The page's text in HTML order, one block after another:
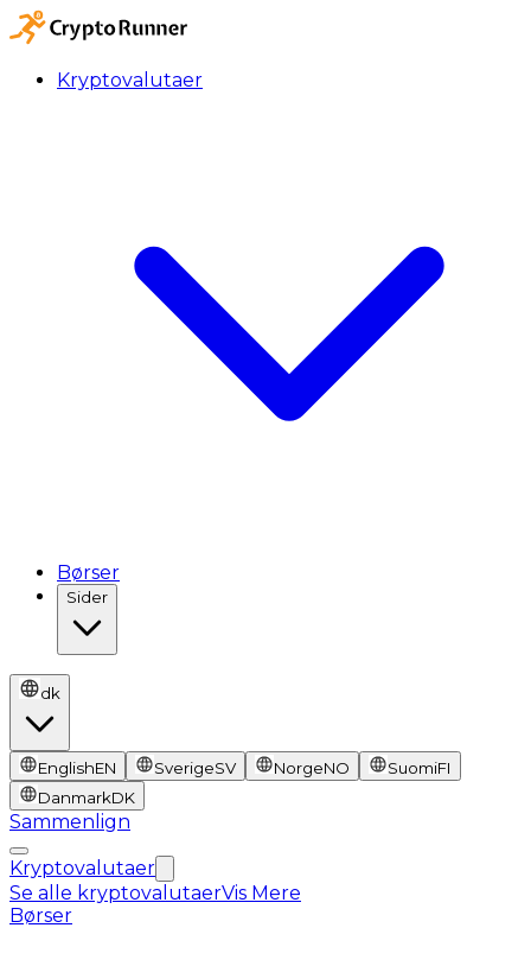
Kryptovalutaer
Børser
Sider
dk
EnglishEN SverigeSV NorgeNO SuomiFI
DanmarkDK
Sammenlign
Kryptovalutaer
Se alle kryptovalutaerVis Mere
Børser